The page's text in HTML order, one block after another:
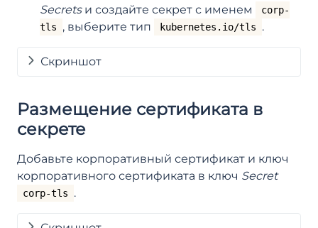
Secretsи создайте секрет с именем
corp-
tls
, выберите тип kubernetes.io/tls .
Скриншот
Размещение сертификата в
секрете
Добавьте корпоративный сертификат и ключ
корпоративного сертификата в ключ Secret
corp-tls .